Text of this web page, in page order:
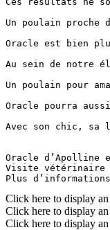
Un poulain proche
Oracle est bien
Au sein de notre
Un poulain pour
Oracle pourra
Avec son chic, sa
Oracle d’Apolline
Visite vétérinaire
Plus
Click here to display
Click here to display
Click here to display